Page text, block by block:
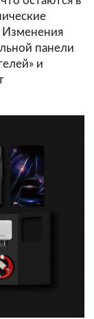
Изменения
панели
и